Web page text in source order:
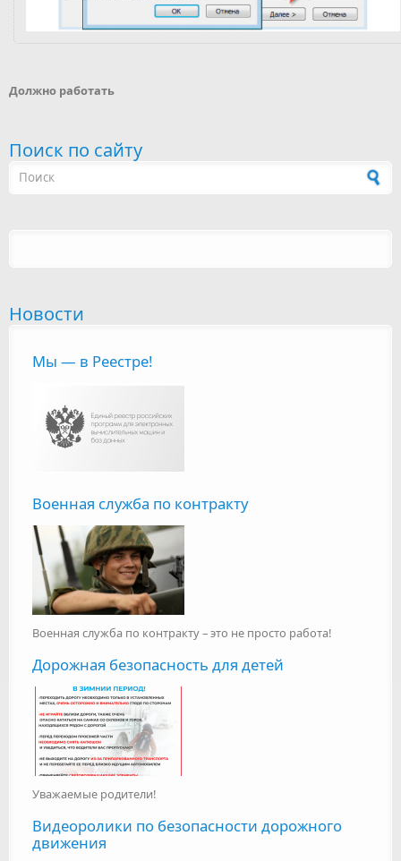
Должно работать
Поиск по сайту
Новости
Мы — в Реестре!
Военная служба по контракту
Военная служба по контракту – это не просто работа!
Дорожная безопасность для детей
Уважаемые родители!
Видеоролики по безопасности дорожного
движения